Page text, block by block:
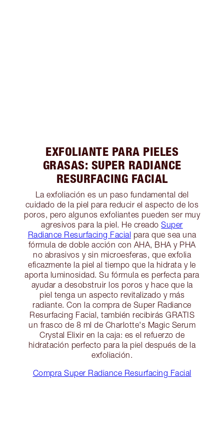
EXFOLIANTE PARA PIELES
GRASAS: SUPER RADIANCE
RESURFACING FACIAL
La exfoliación es un paso fundamental del
cuidado de la piel para reducir el aspecto de los
poros, pero algunos exfoliantes pueden ser muy
agresivos para la piel. He creadoSuper
Radiance Resurfacing Facial para que sea una
fórmula de doble acción con AHA, BHA y PHA
no abrasivos y sin microesferas, que exfolia
eficazmente la piel al tiempo que la hidrata y le
aporta luminosidad. Su fórmula es perfecta para
ayudar a desobstruir los poros y hace que la
piel tenga un aspecto revitalizado y más
radiante. Con la compra de Super Radiance
Resurfacing Facial, también recibirás GRATIS
un frasco de 8 ml de Charlotte's Magic Serum
Crystal Elixir en la caja: es el refuerzo de
hidratación perfecto para la piel después de la
exfoliación.
Compra Super Radiance Resurfacing Facial